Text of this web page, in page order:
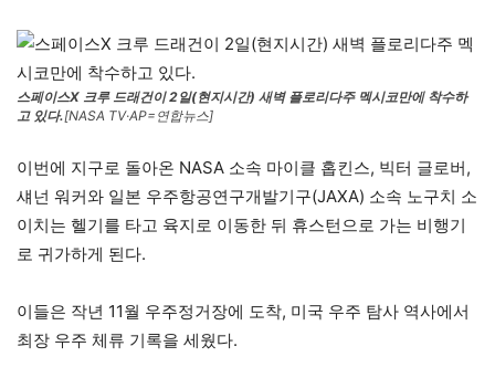
스페이스X 크루 드래건이 2일(현지시간) 새벽 플로리다주 멕시코만에 착수하
고 있다.[NASA TV·AP=연합뉴스]
이번에 지구로 돌아온 NASA 소속 마이클 홉킨스, 빅터 글로버,
섀넌 워커와 일본 우주항공연구개발기구(JAXA) 소속 노구치 소
이치는 헬기를 타고 육지로 이동한 뒤 휴스턴으로 가는 비행기
로 귀가하게 된다.
이들은 작년 11월 우주정거장에 도착, 미국 우주 탐사 역사에서
최장 우주 체류 기록을 세웠다.